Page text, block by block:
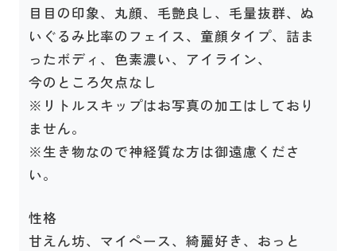
目目の印象、丸顔、毛艶良し、毛量抜群、ぬ
いぐるみ比率のフェイス、童顔タイプ、詰ま
ったボディ、色素濃い、アイライン、
今のところ欠点なし
※リトルスキップはお写真の加工はしており
ません。
※生き物なので神経質な方は御遠慮くださ
い。
性格
甘えん坊、マイペース、綺麗好き、おっと